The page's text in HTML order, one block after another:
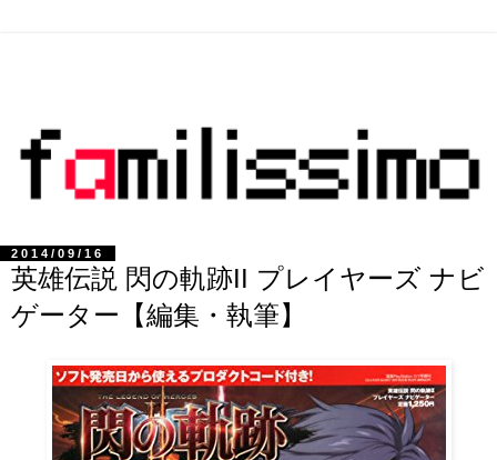
2014/09/16
英雄伝説 閃の軌跡II プレイヤーズ ナビ
ゲーター【編集・執筆】